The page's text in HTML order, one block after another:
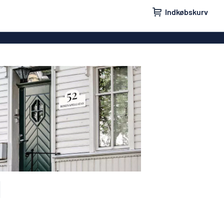
Indkøbskurv
Firmaskilte
Ingen reklamer tak-skilte